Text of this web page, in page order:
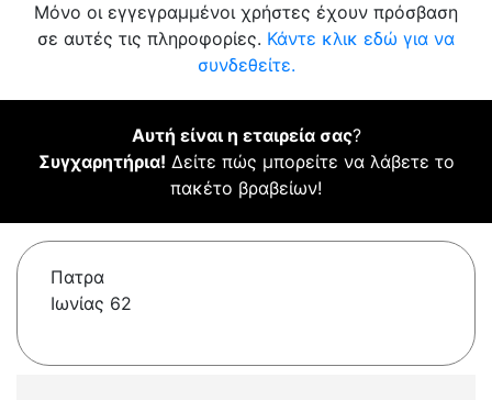
Μόνο οι εγγεγραμμένοι χρήστες έχουν πρόσβαση
σε αυτές τις πληροφορίες. Κάντε κλικ εδώ για να
συνδεθείτε.
Αυτή είναι η εταιρεία σας?
Συγχαρητήρια! Δείτε πώς μπορείτε να λάβετε το
πακέτο βραβείων!
Πατρα
Ιωνίας 62